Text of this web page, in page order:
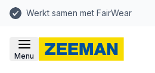
Werkt samen met FairWear
Menu